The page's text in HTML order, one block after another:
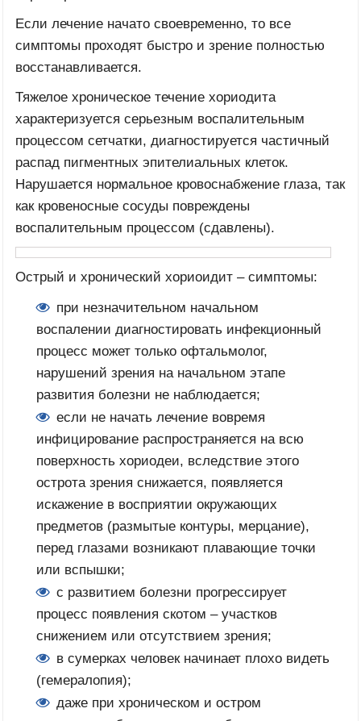
Если лечение начато своевременно, то все
симптомы проходят быстро и зрение полностью
восстанавливается.
Тяжелое хроническое течение хориодита
характеризуется серьезным воспалительным
процессом сетчатки, диагностируется частичный
распад пигментных эпителиальных клеток.
Нарушается нормальное кровоснабжение глаза, так
как кровеносные сосуды повреждены
воспалительным процессом (сдавлены).
Острый и хронический хориоидит – симптомы:
при незначительном начальном
воспалении диагностировать инфекционный
процесс может только офтальмолог,
нарушений зрения на начальном этапе
развития болезни не наблюдается;
если не начать лечение вовремя
инфицирование распространяется на всю
поверхность хориодеи, вследствие этого
острота зрения снижается, появляется
искажение в восприятии окружающих
предметов (размытые контуры, мерцание),
перед глазами возникают плавающие точки
или вспышки;
с развитием болезни прогрессирует
процесс появления скотом – участков
снижением или отсутствием зрения;
в сумерках человек начинает плохо видеть
(гемералопия);
даже при хроническом и остром